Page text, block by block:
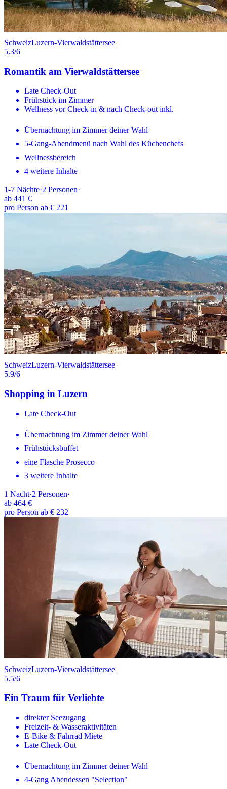
SchweizLuzern-Vierwaldstättersee
5.3/6
Romantik am Vierwaldstättersee
Late Check-Out
Frühstück im Zimmer
Wellness vor Check-in & nach Check-out inkl.
Übernachtung im Zimmer deiner Wahl
5-Gang-Abendmenü nach Wahl des Küchenchefs
Wellnessbereich
4 weitere Inhalte
1-7 Nächte·2 Personen·
ab 441 €
pro Person ab € 221
SchweizLuzern-Vierwaldstättersee
5.9/6
Shopping in Luzern
Late Check-Out
Übernachtung im Zimmer deiner Wahl
Frühstücksbuffet
eine Flasche Prosecco
3 weitere Inhalte
1 Nacht·2 Personen·
ab 464 €
pro Person ab € 232
SchweizLuzern-Vierwaldstättersee
5.5/6
Ein Traum für Verliebte
direkter Seezugang
Freizeit- & Wasseraktivitäten
E-Bike & Fahrrad Miete
Late Check-Out
Übernachtung im Zimmer deiner Wahl
4-Gang Abendessen "Selection"